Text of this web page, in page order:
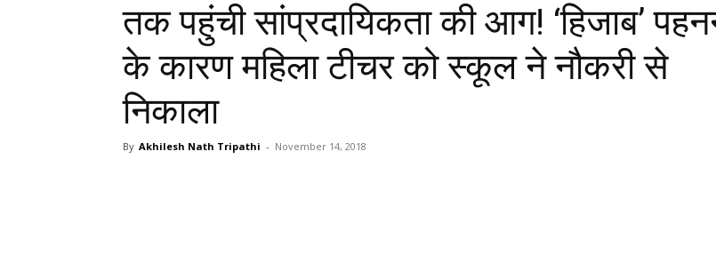
तक पहुंची सांप्रदायिकता की आग! ‘हिजाब’
के कारण महिला टीचर को स्कूल ने नौकरी से
निकाला
By Akhilesh Nath Tripathi - November 14, 2018